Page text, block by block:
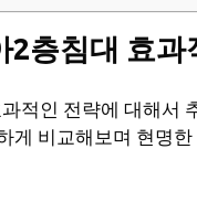
2층침대 효과
적인 전략에 대해서
게 비교해보며 현명